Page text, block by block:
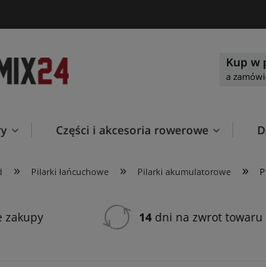
Kup w
a
Części i akcesoria rowerowe
» Pilarki łańcuchowe » Pilarki akumulatorowe »
zakupy 14dni na zwrot towaru